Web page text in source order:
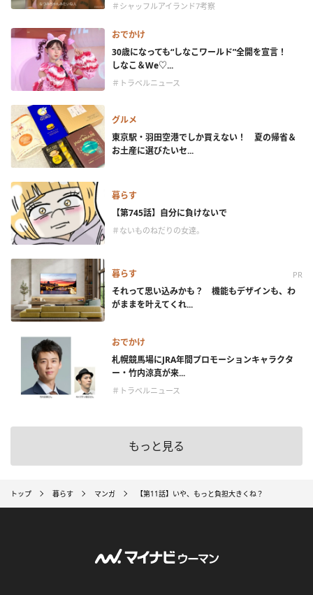
＃シャッフルアイランド7考察
おでかけ
30歳になっても“しなこワールド”全開を宣言！
しなこ＆We♡...
＃トラベルニュース
グルメ
東京駅・羽田空港でしか買えない！ 夏の帰省＆
お土産に選びたいセ...
暮らす
【第745話】自分に負けないで
＃ないものねだりの女達。
暮らす PR
それって思い込みかも？ 機能もデザインも、わ
がままを叶えてくれ...
おでかけ
札幌競馬場にJRA年間プロモーションキャラクタ
ー・竹内涼真が来...
＃トラベルニュース
もっと見る
トップ 暮らす マンガ 【第11話】いや、もっと負担大きくね？